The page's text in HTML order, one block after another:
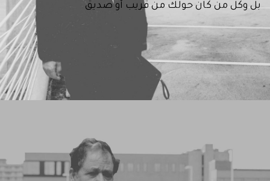
بل وكل من كان حولك من قريب أو صديق